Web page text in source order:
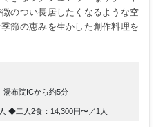
のつい長居したくなるような空
節の恵みを生かした創作料理を
湯布院ICから約5分
◆二人2食：14,300円〜／1人